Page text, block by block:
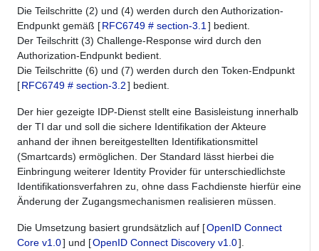
Die Teilschritte (2) und (4) werden durch den Authorization-
Endpunkt gemäß [RFC6749 # section-3.1 ] bedient.
Der Teilschritt (3) Challenge-Response wird durch den
Authorization-Endpunkt bedient.
Die Teilschritte (6) und (7) werden durch den Token-Endpunkt
[RFC6749 # section-3.2] bedient.
Der hier gezeigte IDP-Dienst stellt eine Basisleistung innerhalb
der TI dar und soll die sichere Identifikation der Akteure
anhand der ihnen bereitgestellten Identifikationsmittel
(Smartcards) ermöglichen. Der Standard lässt hierbei die
Einbringung weiterer Identity Provider für unterschiedlichste
Identifikationsverfahren zu, ohne dass Fachdienste hierfür eine
Änderung der Zugangsmechanismen realisieren müssen.
Die Umsetzung basiert grundsätzlich auf [OpenID Connect
Core v1.0] und [OpenID Connect Discovery v1.0].